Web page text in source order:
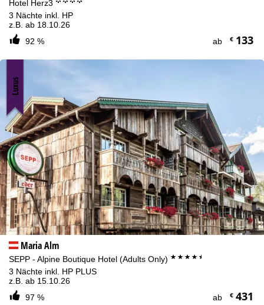
Hotel Herz3
3 Nächte inkl. HP
z.B. ab 18.10.26
92 %
ab €133
Maria Alm
SEPP - Alpine Boutique Hotel (Adults Only) ****+
3 Nächte inkl. HP PLUS
z.B. ab 15.10.26
97 %
ab €431
Luxus